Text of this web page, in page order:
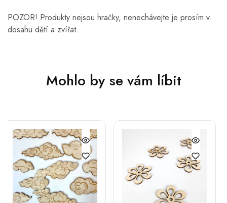
POZOR! Produkty nejsou hračky, nenechávejte je prosím v
dosahu dětí a zvířat.
Mohlo by se vám líbit